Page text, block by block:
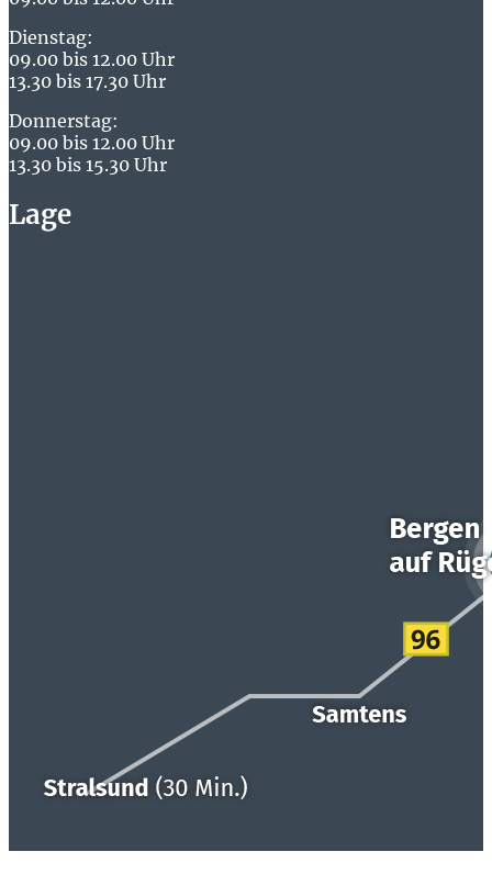
Dienstag:
09.00 bis 12.00 Uhr
13.30 bis 17.30 Uhr
Donnerstag:
09.00 bis 12.00 Uhr
13.30 bis 15.30 Uhr
Lage